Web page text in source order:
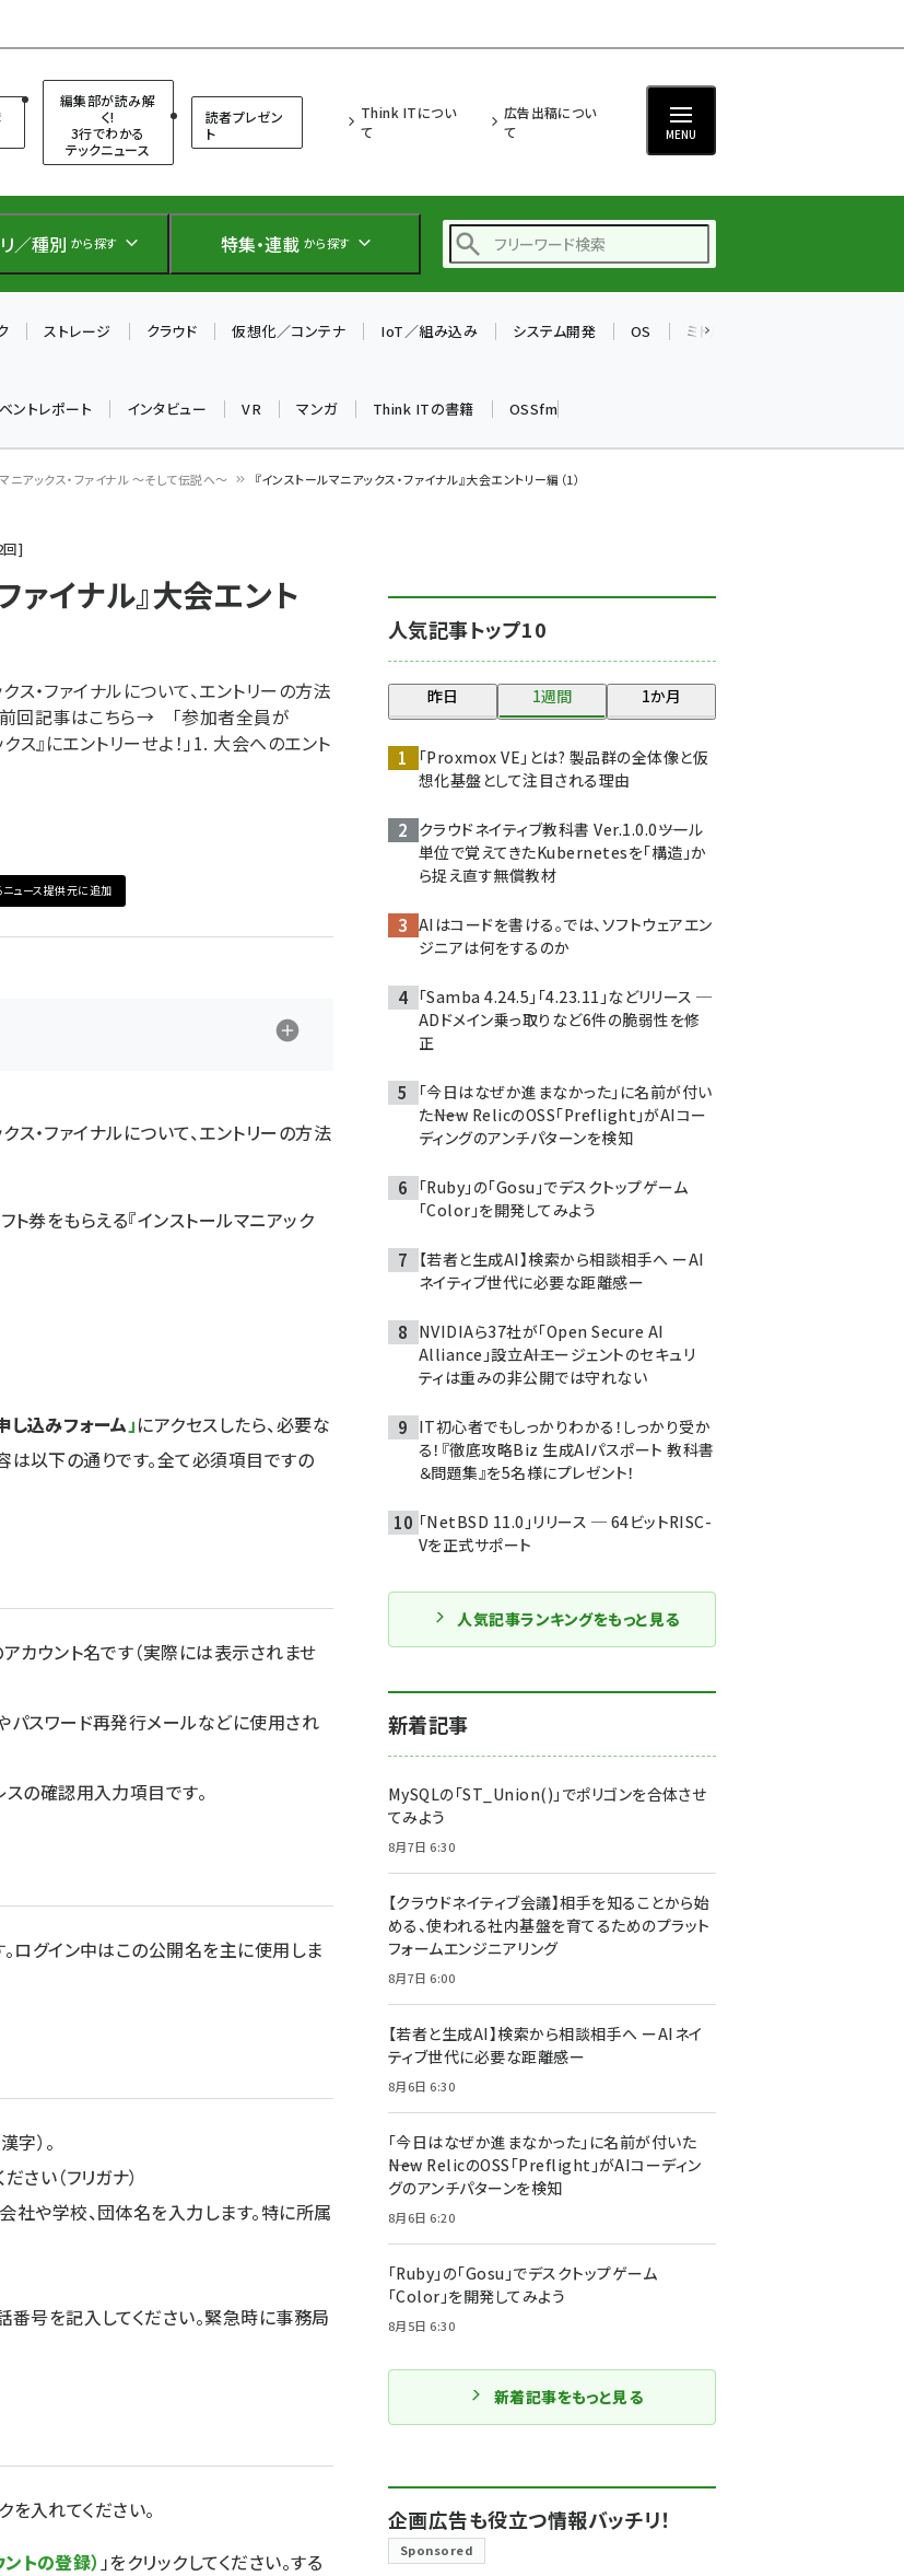
編集部が読み解
く!
3行でわかる
テックニュース
読者プレゼン
ト
Think ITについ
て
広告出稿につい
て
MENU
／種別 から探す 特集・連載 から探す
仲間と築いた勝利の絆～
iot女子会 (2281)
drupal (1955)
genai (1484)
abc123 (1360)
ストレージ クラウド 仮想化／コンテナ IoT／組み込み システム開発 OS ミドルウェア
ントレポート インタビュー VR マンガ Think ITの書籍 OSSfm
ニアックス・ファイナル 〜そして伝説へ〜 『インストールマニアックス・ファイナル』大会エントリー編（1）
回
ァイナル』大会エント
・ファイナルについて、エントリーの方法
前回記事はこちら→ 「参加者全員が
ス』にエントリーせよ！」1. 大会へのエント
ュース提供元に追加
・ファイナルについて、エントリーの方法
券をもらえる『インストールマニアック
し込みフォーム」にアクセスしたら、必要な
は以下の通りです。全て必須項目ですの
カウント名です（実際には表示されませ
スワード再発行メールなどに使用され
の確認用入力項目です。
ログイン中はこの公開名を主に使用しま
）。
い（フリガナ）
や学校、団体名を入力します。特に所属
号を記入してください。緊急時に事務局
入れてください。
トの登録）」をクリックしてください。する
人気記事トップ10
昨日 1週間 1か月
「Proxmox VE」とは? 製品群の全体像と仮
想化基盤として注目される理由
クラウドネイティブ教科書 Ver.1.0.0――ツール
単位で覚えてきたKubernetesを「構造」か
ら捉え直す無償教材
AIはコードを書ける。では、ソフトウェアエン
ジニアは何をするのか
「Samba 4.24.5」「4.23.11」などリリース ─
ADドメイン乗っ取りなど6件の脆弱性を修
正
「今日はなぜか進まなかった」に名前が付い
た――New RelicのOSS「Preflight」がAIコー
ディングのアンチパターンを検知
「Ruby」の「Gosu」でデスクトップゲーム
「Color」を開発してみよう
【若者と生成AI】検索から相談相手へ ーAI
ネイティブ世代に必要な距離感ー
NVIDIAら37社が「Open Secure AI
Alliance」設立――AIエージェントのセキュリ
ティは重みの非公開では守れない
IT初心者でもしっかりわかる！しっかり受か
る！『徹底攻略Biz 生成AIパスポート 教科書
＆問題集』を5名様にプレゼント！
「NetBSD 11.0」リリース ─ 64ビットRISC-
Vを正式サポート
人気記事ランキングをもっと見る
新着記事
MySQLの「ST_Union()」でポリゴンを合体させ
てみよう
8月7日 6:30
【クラウドネイティブ会議】相手を知ることから始
める、使われる社内基盤を育てるためのプラット
フォームエンジニアリング
8月7日 6:00
【若者と生成AI】検索から相談相手へ ーAIネイ
ティブ世代に必要な距離感ー
8月6日 6:30
「今日はなぜか進まなかった」に名前が付いた
――New RelicのOSS「Preflight」がAIコーディン
グのアンチパターンを検知
8月6日 6:20
「Ruby」の「Gosu」でデスクトップゲーム
「Color」を開発してみよう
8月5日 6:30
新着記事をもっと見る
企画広告も役立つ情報バッチリ！
Sponsored